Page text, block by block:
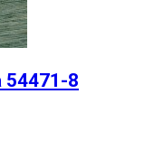
54471-8